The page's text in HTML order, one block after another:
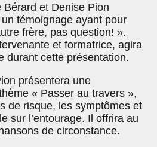
Bérard et Denise Pion
témoignage ayant pour
frère, pas question! ».
et formatrice, agira
durant cette présentation.
présentera une
« Passer au travers »,
de risque, les symptômes et
sur l’entourage. Il offrira au
de circonstance.